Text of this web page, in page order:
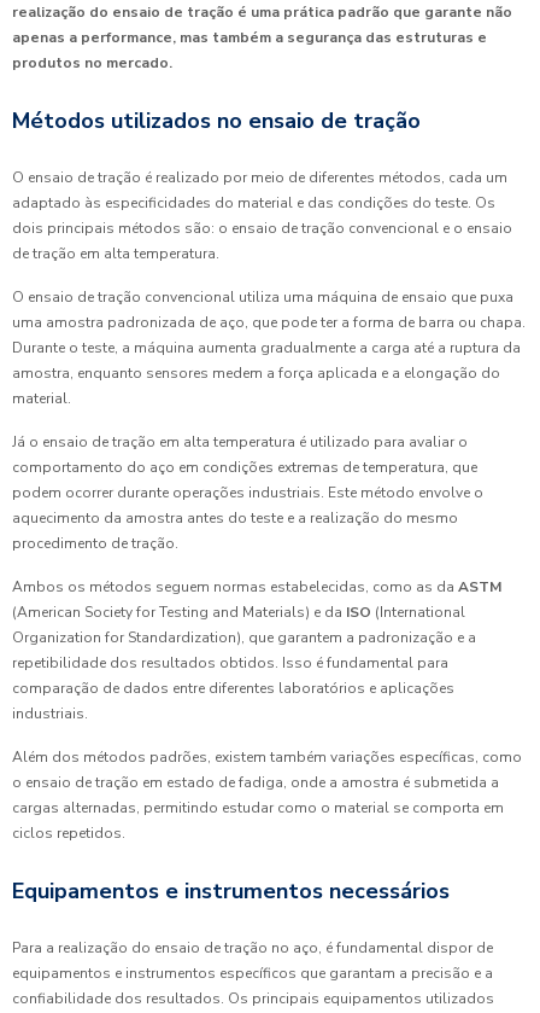
realização do ensaio de tração é uma prática padrão que garante não
apenas a performance, mas também a segurança das estruturas e
produtos no mercado.
Métodos utilizados no ensaio de tração
O ensaio de tração é realizado por meio de diferentes métodos, cada um
adaptado às especificidades do material e das condições do teste. Os
dois principais métodos são: o ensaio de tração convencional e o ensaio
de tração em alta temperatura.
O ensaio de tração convencional utiliza uma máquina de ensaio que puxa
uma amostra padronizada de aço, que pode ter a forma de barra ou chapa.
Durante o teste, a máquina aumenta gradualmente a carga até a ruptura da
amostra, enquanto sensores medem a força aplicada e a elongação do
material.
Já o ensaio de tração em alta temperatura é utilizado para avaliar o
comportamento do aço em condições extremas de temperatura, que
podem ocorrer durante operações industriais. Este método envolve o
aquecimento da amostra antes do teste e a realização do mesmo
procedimento de tração.
Ambos os métodos seguem normas estabelecidas, como as da ASTM
(American Society for Testing and Materials) e da ISO (International
Organization for Standardization), que garantem a padronização e a
repetibilidade dos resultados obtidos. Isso é fundamental para
comparação de dados entre diferentes laboratórios e aplicações
industriais.
Além dos métodos padrões, existem também variações específicas, como
o ensaio de tração em estado de fadiga, onde a amostra é submetida a
cargas alternadas, permitindo estudar como o material se comporta em
ciclos repetidos.
Equipamentos e instrumentos necessários
Para a realização do ensaio de tração no aço, é fundamental dispor de
equipamentos e instrumentos específicos que garantam a precisão e a
confiabilidade dos resultados. Os principais equipamentos utilizados